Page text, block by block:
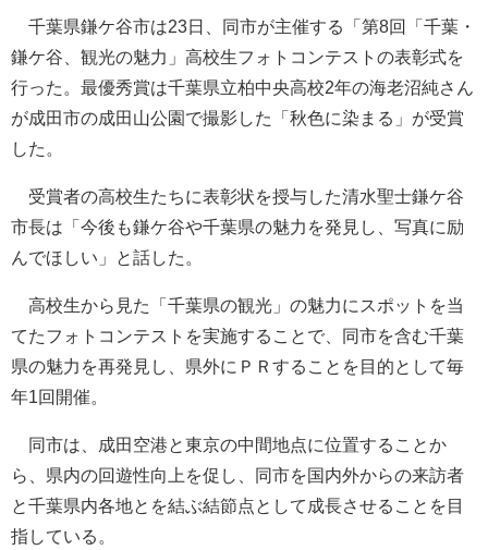
千葉県鎌ケ谷市は23日、同市が主催する「第8回「千葉・
鎌ケ谷、観光の魅力」高校生フォトコンテストの表彰式を
行った。最優秀賞は千葉県立柏中央高校2年の海老沼純さん
が成田市の成田山公園で撮影した「秋色に染まる」が受賞
した。
受賞者の高校生たちに表彰状を授与した清水聖士鎌ケ谷
市長は「今後も鎌ケ谷や千葉県の魅力を発見し、写真に励
んでほしい」と話した。
高校生から見た「千葉県の観光」の魅力にスポットを当
てたフォトコンテストを実施することで、同市を含む千葉
県の魅力を再発見し、県外にＰＲすることを目的として毎
年1回開催。
同市は、成田空港と東京の中間地点に位置することか
ら、県内の回遊性向上を促し、同市を国内外からの来訪者
と千葉県内各地とを結ぶ結節点として成長させることを目
指している。